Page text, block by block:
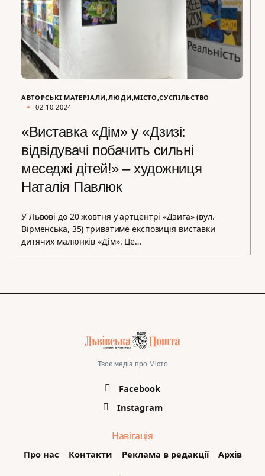
АВТОРСЬКІ МАТЕРІАЛИ ЛЮДИ МІСТО СУСПІЛЬСТВО
02.10.2024
«Виставка «Дім» у «Дзизі:
відвідувачі побачить сильні
меседжі дітей!» – художниця
Наталія Павлюк
У Львові до 20 жовтня у артцентрі «Дзига» (вул.
Вірменська, 35) триватиме експозиція виставки
дитячих малюнків «Дім». Це…
Твоє медіа про Місто
Facebook
Instagram
Навігація
Про нас Контакти Реклама в редакції Архів